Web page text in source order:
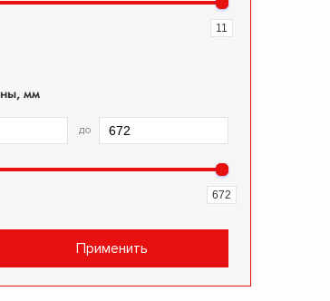
11
мм
до
672
Применить